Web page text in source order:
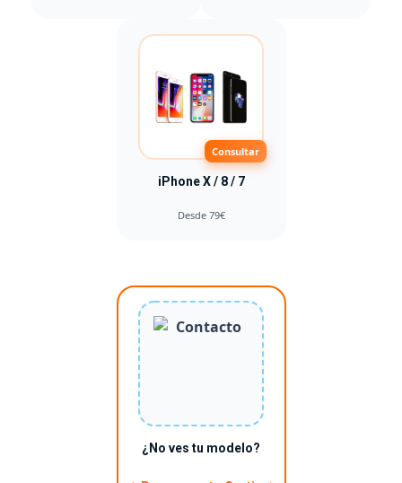
Consultar
iPhone X / 8 / 7
Desde 79€
¿No ves tu modelo?